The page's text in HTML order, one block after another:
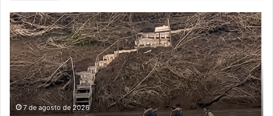
Turisvales
2026
recebe
1200
profissionais
do
trade
turístico
7 de agosto de 2026